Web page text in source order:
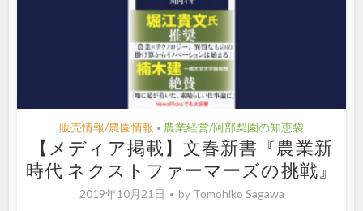
販売情報/農園情報 • 農業経営/阿部梨園の知恵袋
【メディア掲載】文春新書『農業新
時代 ネクストファーマーズの挑戦』
2019年10月21日 by Tomohiko Sagawa